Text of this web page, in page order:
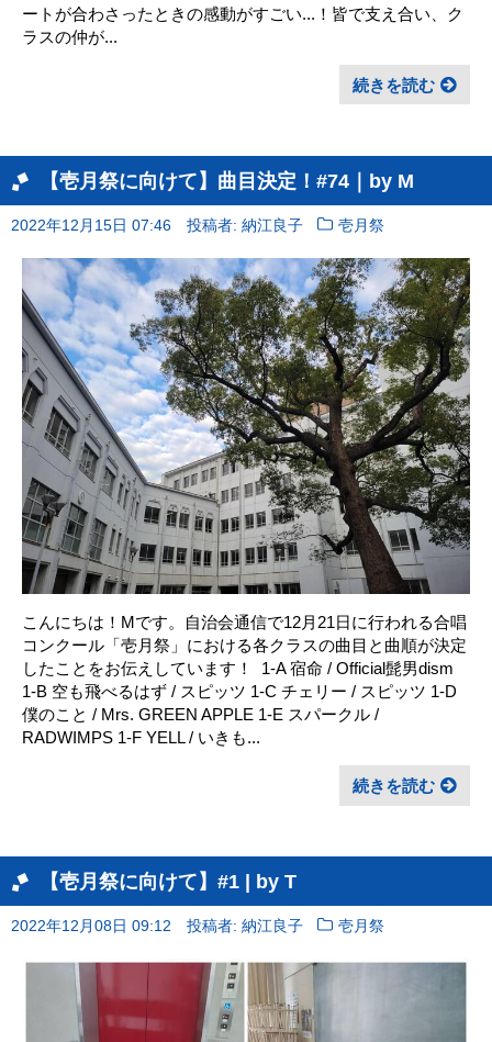
ートが合わさったときの感動がすごい...！皆で支え合い、ク
ラスの仲が...
続きを読む
【壱月祭に向けて】曲目決定！#74｜by M
2022年12月15日 07:46 投稿者: 納江良子 壱月祭
こんにちは！Mです。自治会通信で12月21日に行われる合唱
コンクール「壱月祭」における各クラスの曲目と曲順が決定
したことをお伝えしています！ ㅤ 1-A 宿命 / Official髭男dism
1-B 空も飛べるはず / スピッツ 1-C チェリー / スピッツ 1-D
僕のこと / Mrs. GREEN APPLE 1-E スパークル /
RADWIMPS 1-F YELL / いきも...
続きを読む
【壱月祭に向けて】#1 | by T
2022年12月08日 09:12 投稿者: 納江良子 壱月祭